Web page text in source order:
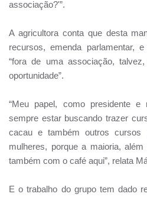
associação?'”.
A agricultora conta que desta
recursos, emenda parlamentar,
“fora de uma associação,
oportunidade”.
“Meu papel, como presidente
sempre estar buscando trazer
cacau e também outros
mulheres, porque a maioria,
também com o café aqui”, relata
E o trabalho do grupo tem dado